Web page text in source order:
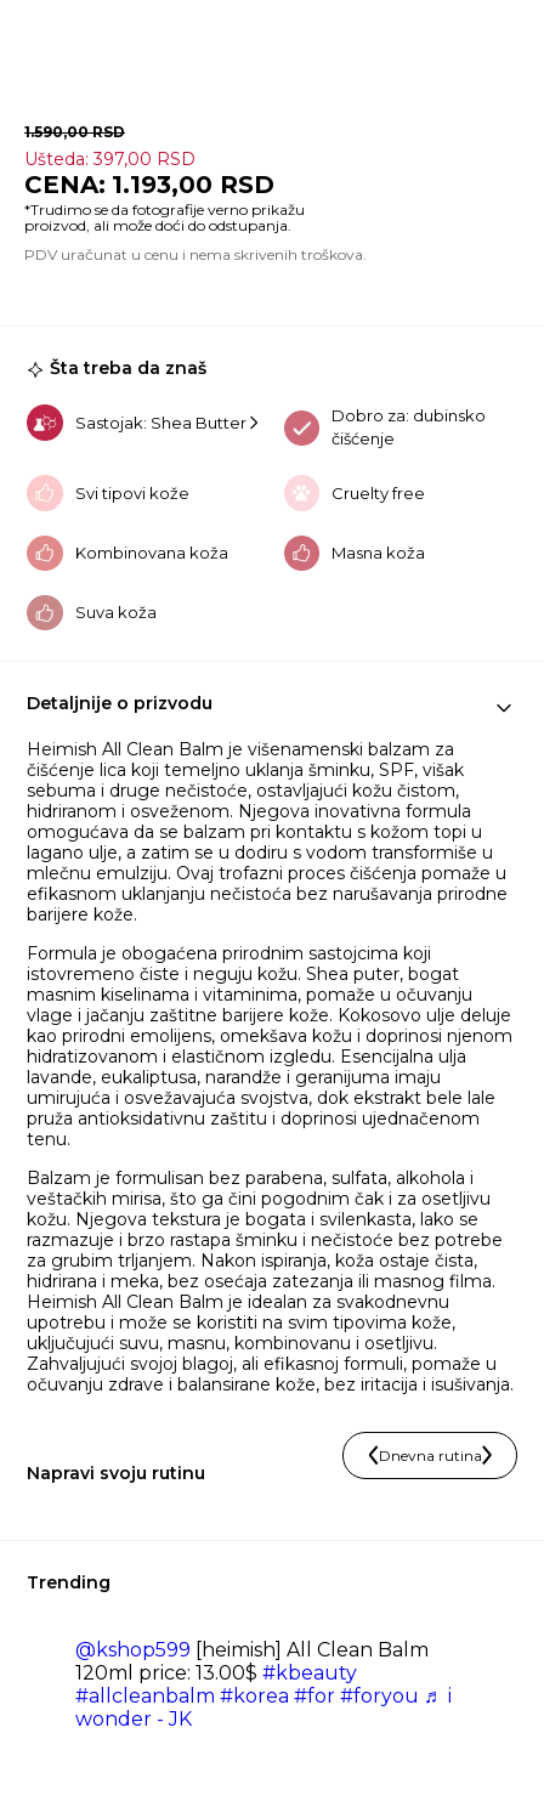
1.590,00RSD
Ušteda:397,00 RSD
1.193,00 RSD
Šta treba da znaš
Sastojak: Shea Butter
Dobro za: dubinsko
čišćenje
Svi tipovi kože Cruelty free
Kombinovana koža Masna koža
Suva koža
Detaljnije o prizvodu
Heimish All Clean Balm je višenamenski balzam za
čišćenje lica koji temeljno uklanja šminku, SPF, višak
sebuma i druge nečistoće, ostavljajući kožu čistom,
hidriranom i osveženom. Njegova inovativna formula
omogućava da se balzam pri kontaktu s kožom topi u
lagano ulje, a zatim se u dodiru s vodom transformiše u
mlečnu emulziju. Ovaj trofazni proces čišćenja pomaže u
efikasnom uklanjanju nečistoća bez narušavanja prirodne
barijere kože.
Formula je obogaćena prirodnim sastojcima koji
istovremeno čiste i neguju kožu. Shea puter, bogat
masnim kiselinama i vitaminima, pomaže u očuvanju
vlage i jačanju zaštitne barijere kože. Kokosovo ulje deluje
kao prirodni emolijens, omekšava kožu i doprinosi njenom
hidratizovanom i elastičnom izgledu. Esencijalna ulja
lavande, eukaliptusa, narandže i geranijuma imaju
umirujuća i osvežavajuća svojstva, dok ekstrakt bele lale
pruža antioksidativnu zaštitu i doprinosi ujednačenom
tenu.
Balzam je formulisan bez parabena, sulfata, alkohola i
veštačkih mirisa, što ga čini pogodnim čak i za osetljivu
kožu. Njegova tekstura je bogata i svilenkasta, lako se
razmazuje i brzo rastapa šminku i nečistoće bez potrebe
za grubim trljanjem. Nakon ispiranja, koža ostaje čista,
hidrirana i meka, bez osećaja zatezanja ili masnog filma.
Heimish All Clean Balm je idealan za svakodnevnu
upotrebu i može se koristiti na svim tipovima kože,
uključujući suvu, masnu, kombinovanu i osetljivu.
Zahvaljujući svojoj blagoj, ali efikasnoj formuli, pomaže u
očuvanju zdrave i balansirane kože, bez iritacija i isušivanja.
Napravi svoju rutinu
Dnevna rutina
Trending
@kshop599 [heimish] All Clean Balm
120ml price: 13.00$#kbeauty
#allcleanbalm #korea #for #foryou ♬ i
wonder - JK